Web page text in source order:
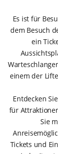
Es ist für
dem Besuch
ein
einem der
Entdecken
für
Sie
Tickets und